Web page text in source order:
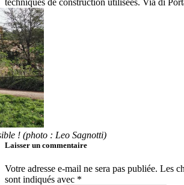
! (photo : Leo Sagnotti)
Laisser un commentaire
Votre adresse e-mail ne sera pas publiée. Les
sont indiqués avec *